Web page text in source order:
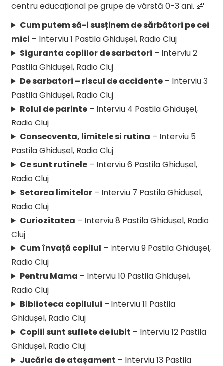
centru educațional pe grupe de vârstă 0-3 ani. 👶
Cum putem să-i susținem de sărbători pe cei
mici – Interviu 1 Pastila Ghidușel, Radio Cluj
Siguranta copiilor de sarbatori – Interviu 2
Pastila Ghidușel, Radio Cluj
De sarbatori – riscul de accidente– Interviu 3
Pastila Ghidușel, Radio Cluj
Rolul de parinte– Interviu 4 Pastila Ghidușel,
Radio Cluj
Consecventa, limitele si rutina – Interviu 5
Pastila Ghidușel, Radio Cluj
Ce sunt rutinele– Interviu 6 Pastila Ghidușel,
Radio Cluj
Setarea limitelor– Interviu 7 Pastila Ghidușel,
Radio Cluj
Curiozitatea – Interviu 8 Pastila Ghidușel, Radio
Cluj
Cum învață copilul – Interviu 9 Pastila Ghidușel,
Radio Cluj
Pentru Mama – Interviu 10 Pastila Ghidușel,
Radio Cluj
Biblioteca copilului – Interviu 11 Pastila
Ghidușel, Radio Cluj
Copiii sunt suflete de iubit – Interviu 12 Pastila
Ghidușel, Radio Cluj
Jucăria de atașament – Interviu 13 Pastila